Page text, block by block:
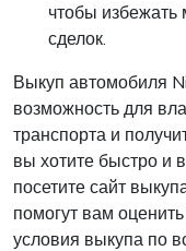
чтобы избежать
сделок.
Выкуп автомобиля
возможность для
транспорта и
вы хотите быстро и
посетите сайт
помогут вам
условия выкупа по